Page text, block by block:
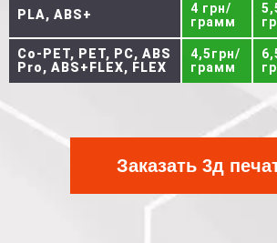
PLA, ABS+
4 грн/
грамм
Co-PET, PET, PC, ABS
Pro, ABS+FLEX, FLEX
4,5грн/
грамм
Заказать 3д